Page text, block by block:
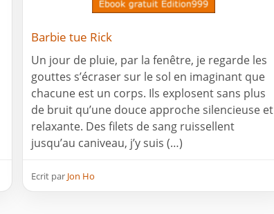
Barbie tue Rick
Un jour de pluie, par la fenêtre, je regarde les
gouttes s’écraser sur le sol en imaginant que
chacune est un corps. Ils explosent sans plus
de bruit qu’une douce approche silencieuse et
relaxante. Des filets de sang ruissellent
jusqu’au caniveau, j’y suis (…)
Ecrit par Jon Ho